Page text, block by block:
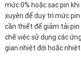
mức 0% hoặc sạc pin
xuyên để duy trì mức
cần thiết để giảm tải pin
chế việc sử dụng các
gian nhiệt đới hoặc